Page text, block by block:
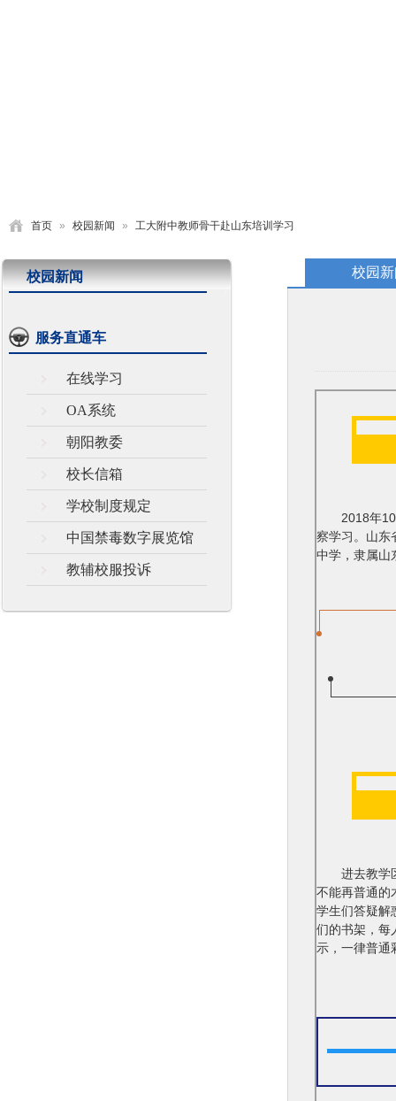
首页 » 校园新闻 » 工大附中教师骨干赴山东培训学习
校园新闻
服务直通车
在线学习
OA系统
朝阳教委
校长信箱
学校制度规定
中国禁毒数字展览馆
教辅校服投诉
校园
2018年10月
察学习。山东
中学，隶属山
进去教学区
不能再普通的
学生们答疑解
们的书架，每
示，一律普